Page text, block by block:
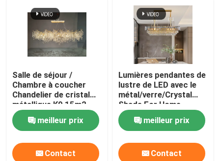
Lampe de mur moderne
lampe de table moderne
Lumière de miroir de salle de bain à LED
Salle de séjour /
Chambre à coucher
Chandelier de cristal
métallique K9 15m2 -
30m2 111V ~ 240V
meilleur prix
Contact
Lumières pendantes de
lustre de LED avec le
métal/verre/Crystal
Shade For Home
Decoration
meilleur prix
Contact